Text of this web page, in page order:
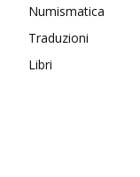
Numismatica
Traduzioni
Libri